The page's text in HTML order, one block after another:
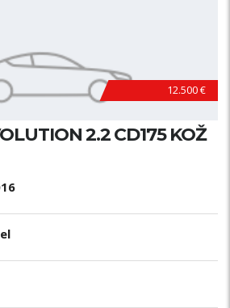
12.500 €
2.2 CD175 KOŽ